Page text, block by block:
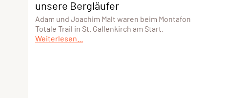
unsere Bergläufer
Adam und Joachim Malt waren beim Montafon
Totale Trail in St. Gallenkirch am Start.
Weiterlesen...